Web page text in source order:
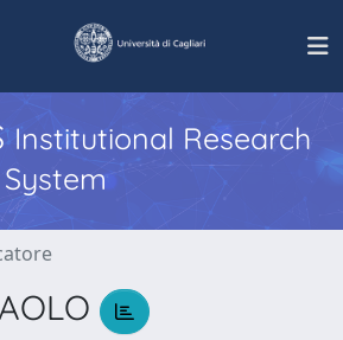
Institutional Research